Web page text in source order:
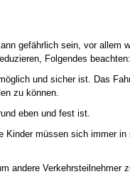
gefährlich sein, vor allem
Folgendes beachten:
und sicher ist. Das
zu können.
eben und fest ist.
Kinder müssen sich immer
andere Verkehrsteilnehmer